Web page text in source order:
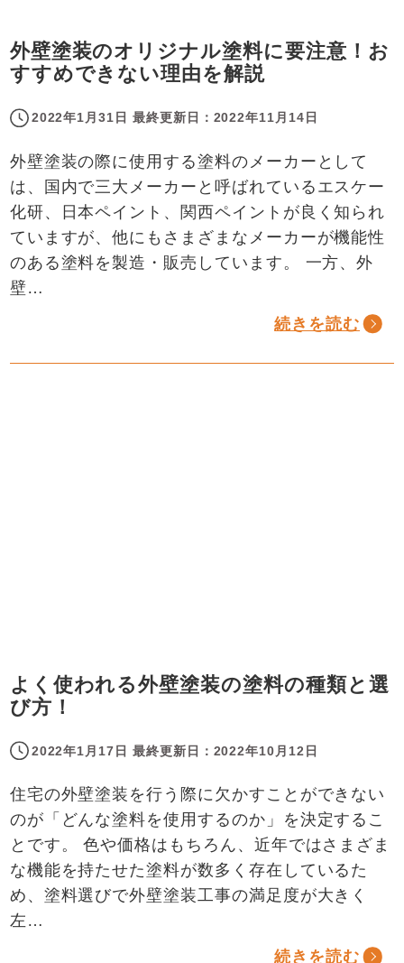
外壁塗装のオリジナル塗料に要注意！お
すすめできない理由を解説
2022年1月31日 最終更新日： 2022年11月14日
外壁塗装の際に使用する塗料のメーカーとして
は、国内で三大メーカーと呼ばれているエスケー
化研、日本ペイント、関西ペイントが良く知られ
ていますが、他にもさまざまなメーカーが機能性
のある塗料を製造・販売しています。 一方、外
壁…
続きを読む
よく使われる外壁塗装の塗料の種類と選
び方！
2022年1月17日 最終更新日： 2022年10月12日
住宅の外壁塗装を行う際に欠かすことができない
のが「どんな塗料を使用するのか」を決定するこ
とです。 色や価格はもちろん、近年ではさまざま
な機能を持たせた塗料が数多く存在しているた
め、塗料選びで外壁塗装工事の満足度が大きく
左…
続きを読む